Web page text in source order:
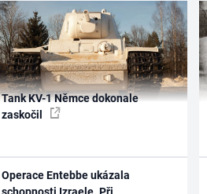
Tank KV-1 Němce dokonale
zaskočil
Operace Entebbe ukázala
schopnosti Izraele. Při